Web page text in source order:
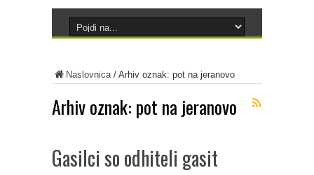
Naslovnica/ Arhiv oznak: pot na jeranovo
Arhiv oznak: pot na jeranovo
Gasilci so odhiteli gasit